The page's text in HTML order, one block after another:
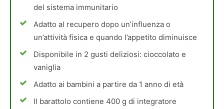
del sistema immunitario
Adatto al recupero dopo un’influenza o
un’attività fisica e quando l’appetito diminuisce
Disponibile in 2 gusti deliziosi: cioccolato e
vaniglia
Adatto ai bambini a partire da 1 anno di età
Il barattolo contiene 400 g di integratore